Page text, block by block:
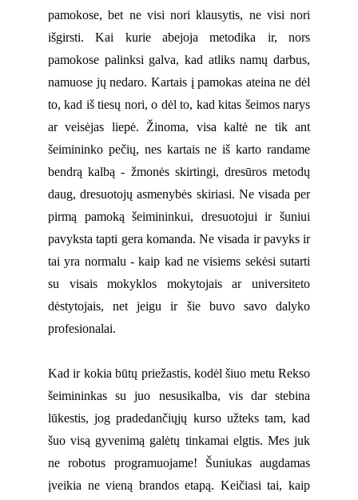
pamokose, bet ne visi nori klausytis, ne visi nori
išgirsti. Kai kurie abejoja metodika ir, nors
pamokose palinksi galva, kad atliks namų darbus,
namuose jų nedaro. Kartais į pamokas ateina ne dėl
to, kad iš tiesų nori, o dėl to, kad kitas šeimos narys
ar veisėjas liepė. Žinoma, visa kaltė ne tik ant
šeimininko pečių, nes kartais ne iš karto randame
bendrą kalbą - žmonės skirtingi, dresūros metodų
daug, dresuotojų asmenybės skiriasi. Ne visada per
pirmą pamoką šeimininkui, dresuotojui ir šuniui
pavyksta tapti gera komanda. Ne visada ir pavyks ir
tai yra normalu - kaip kad ne visiems sekėsi sutarti
su visais mokyklos mokytojais ar universiteto
dėstytojais, net jeigu ir šie buvo savo dalyko
profesionalai.
Kad ir kokia būtų priežastis, kodėl šiuo metu Rekso
šeimininkas su juo nesusikalba, vis dar stebina
lūkestis, jog pradedančiųjų kurso užteks tam, kad
šuo visą gyvenimą galėtų tinkamai elgtis. Mes juk
ne robotus programuojame! Šuniukas augdamas
įveikia ne vieną brandos etapą. Keičiasi tai, kaip